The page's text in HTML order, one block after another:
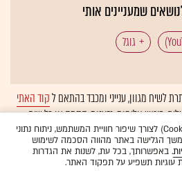
שמעניינים אותי
גוגל
לשיח מגוון, ענייני ומכבד בהתאם לקוד האתי
ביטויי אלימות, גזענות, הסתה או כל שיח
ולא יפורסמו באתר.
האתר עושה שימוש בעוגיות (Cookies) לצורך שיפור חוויית המשתמש, ניתוח נתוני
הגלישה באתר מהווה הסכמה לשימוש
. באפשרותך, בכל עת, לשנות את הגדרות
עוגיות תשפיע על תפקוד האתר.